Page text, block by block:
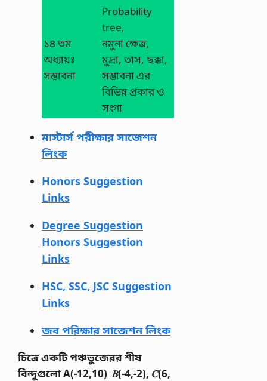
১৪ তম
অধ্যায়ঃ
সম্ভাবনা
Probability
tree,
নমুনা ক্ষেত্র,
মুদ্রা, তাস, ছক্কা,
সম্ভাবনা এর
বিভিন্ন প্রকার ও
সংগা
মাস্টার্স পরীক্ষার সাজেশন
লিংক
Honors Suggestion
Links
Degree Suggestion
Honors Suggestion
Links
HSC, SSC, JSC Suggestion
Links
জব পরিক্ষার সাজেশন লিংক
চিত্রে একটি পঞ্চভুজেরর শীষ
বিন্দুগুলাে A(-12,10) 𝐵(-4,-2), 𝐶(6,